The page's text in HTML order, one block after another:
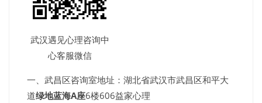
武汉遇见心理咨询中
心客服微信
一、武昌区咨询室地址：湖北省武汉市武昌区和平大
道绿地蓝海A座6楼606益家心理